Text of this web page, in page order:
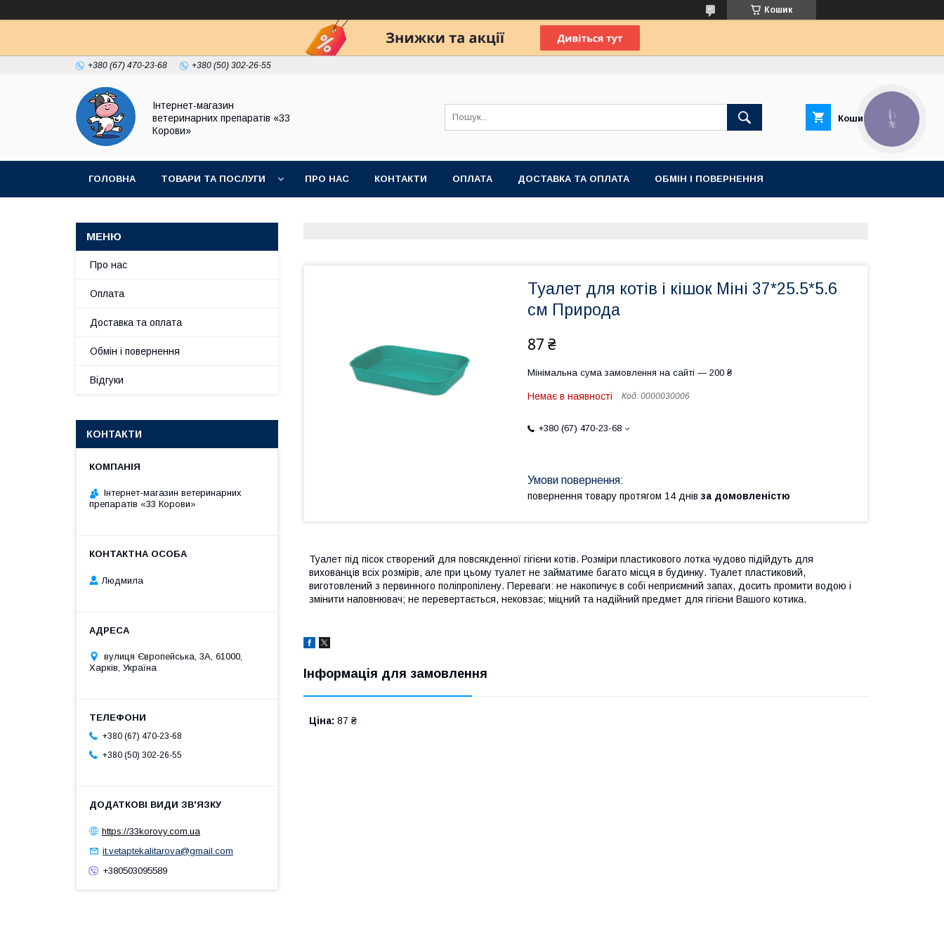
Кошик
+380 (67) 470-23-68 +380 (50) 302-26-55
Інтернет-магазин
ветеринарних препаратів «33
Корови»
Кошик
ГОЛОВНА ТОВАРИ ТА ПОСЛУГИ ПРО НАС КОНТАКТИ ОПЛАТА ДОСТАВКА ТА ОПЛАТА ОБМІН І ПОВЕРНЕННЯ
Туалет для котів і кішок Міні 37*25.5*5.6
см Природа
87 ₴
Мінімальна сума замовлення на сайті — 200 ₴
Немає в наявності Код: 0000030006
+380 (67) 470-23-68
повернення товару протягом 14 днів за домовленістю
Туалет під пісок створений для повсякденної гігієни котів. Розміри пластикового лотка чудово підійдуть для
вихованців всіх розмірів, але при цьому туалет не займатиме багато місця в будинку. Туалет пластиковий,
виготовлений з первинного поліпропілену. Переваги: не накопичує в собі неприємний запах, досить промити водою і
змінити наповнювач; не перевертається, нековзає; міцний та надійний предмет для гігієни Вашого котика.
Інформація для замовлення
Ціна: 87 ₴
Про нас
Оплата
Доставка та оплата
Обмін і повернення
Відгуки
КОНТАКТИ
Інтернет-магазин ветеринарних
препаратів «33 Корови»
Людмила
вулиця Європейська, 3А, 61000,
Харків, Україна
+380 (67) 470-23-68
+380 (50) 302-26-55
https://33korovy.com.ua
it.vetaptekalitarova@gmail.com
+380503095589
КНОПКА
ЗВ'ЯЗКУ